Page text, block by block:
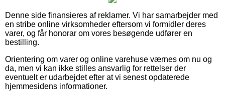
Denne side finansieres af reklamer. Vi har samarbejder med
en stribe online virksomheder eftersom vi formidler deres
varer, og får honorar om vores besøgende udfører en
bestilling.
Orientering om varer og online varehuse værnes om nu og
da, men vi kan ikke stilles ansvarlig for rettelser der
eventuelt er udarbejdet efter at vi senest opdaterede
hjemmesidens informationer.